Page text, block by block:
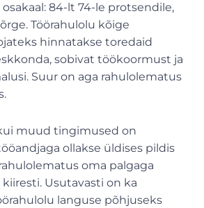
84-lt 74-le protsendile,
Töörahulolu kõige
hinnatakse toredaid
sobivat töökoormust ja
Suur on aga rahulolematus
muud tingimused on
ollakse üldises pildis
oma palgaga
Usutavasti on ka
languse põhjuseks